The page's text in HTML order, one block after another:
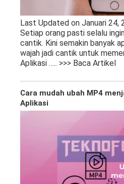
Last Updated on Januari 24,
Setiap orang pasti selalu
cantik. Kini semakin banyak
wajah jadi cantik untuk
Aplikasi ….. >>> Baca Artikel
Cara mudah ubah MP4
Aplikasi